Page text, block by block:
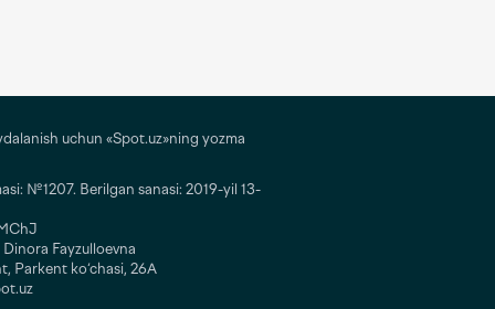
uchun «Spot.uz»ning yozma
№1207. Berilgan sanasi: 2019-yil 13-
Fayzulloevna
Parkent ko‘chasi, 26A